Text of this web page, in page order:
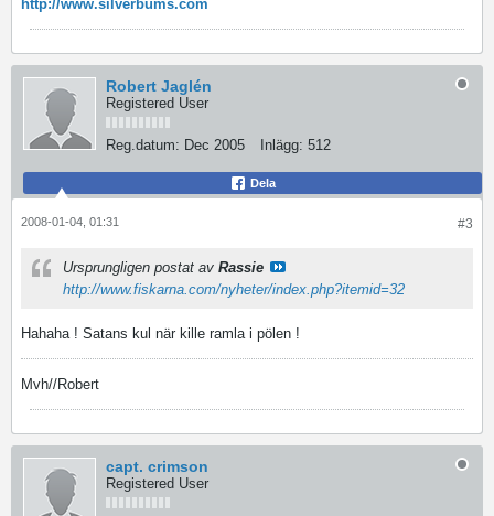
http://www.silverbums.com
Robert Jaglén
Registered User
Reg.datum: Dec 2005 Inlägg: 512
Dela
#3
2008-01-04, 01:31
Ursprungligen postat av Rassie
http://www.fiskarna.com/nyheter/index.php?itemid=32
Hahaha ! Satans kul när kille ramla i pölen !
Mvh//Robert
capt. crimson
Registered User